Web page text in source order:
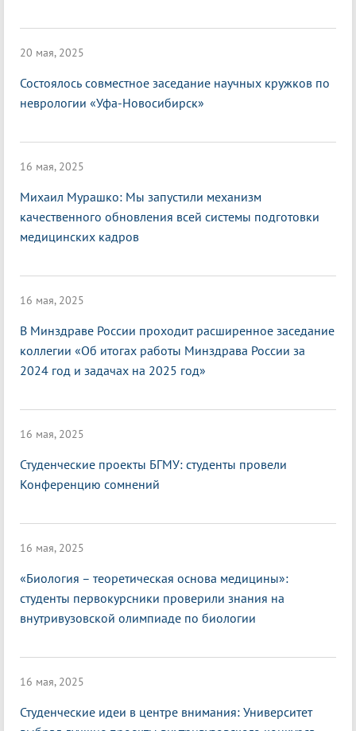
20 мая, 2025
Состоялось совместное заседание научных кружков по
неврологии «Уфа-Новосибирск»
16 мая, 2025
Михаил Мурашко: Мы запустили механизм
качественного обновления всей системы подготовки
медицинских кадров
16 мая, 2025
В Минздраве России проходит расширенное заседание
коллегии «Об итогах работы Минздрава России за
2024 год и задачах на 2025 год»
16 мая, 2025
Студенческие проекты БГМУ: студенты провели
Конференцию сомнений
16 мая, 2025
«Биология – теоретическая основа медицины»:
студенты первокурсники проверили знания на
внутривузовской олимпиаде по биологии
16 мая, 2025
Студенческие идеи в центре внимания: Университет